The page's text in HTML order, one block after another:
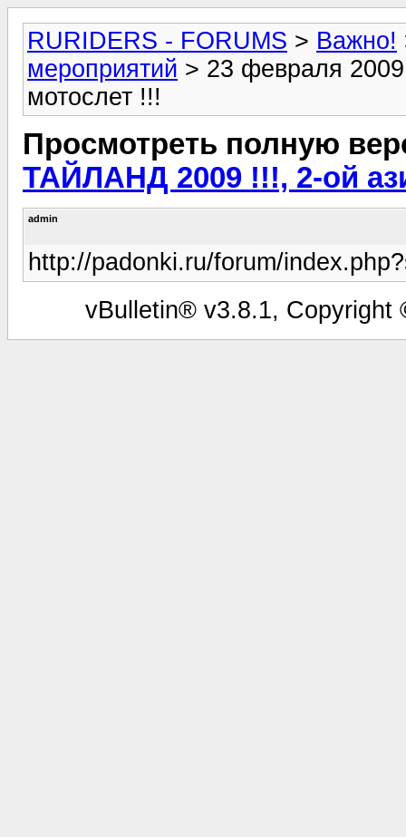
RURIDERS - FORUMS > Важно!
мероприятий > 23 февраля
мотослет !!!
Просмотреть полную
ТАЙЛАНД 2009 !!!, 2-ой
admin
http://padonki.ru/forum/
vBulletin® v3.8.1, Copyright